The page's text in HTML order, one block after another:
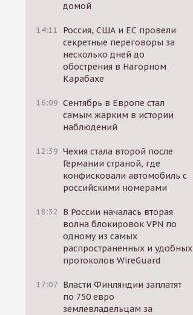
домой
14:11
Россия, США и ЕС провели
секретные переговоры за
несколько дней до
обострения в Нагорном
Карабахе
16:09 Сентябрь в Европе стал
самым жарким в истории
наблюдений
12:39 Чехия стала второй после
Германии страной, где
конфисковали автомобиль с
российскими номерами
18:32
В России началась вторая
волна блокировок VPN по
одному из самых
распространенных и удобных
протоколов WireGuard
17:07 Власти Финляндии заплатят
по 750 евро
землевладельцам за